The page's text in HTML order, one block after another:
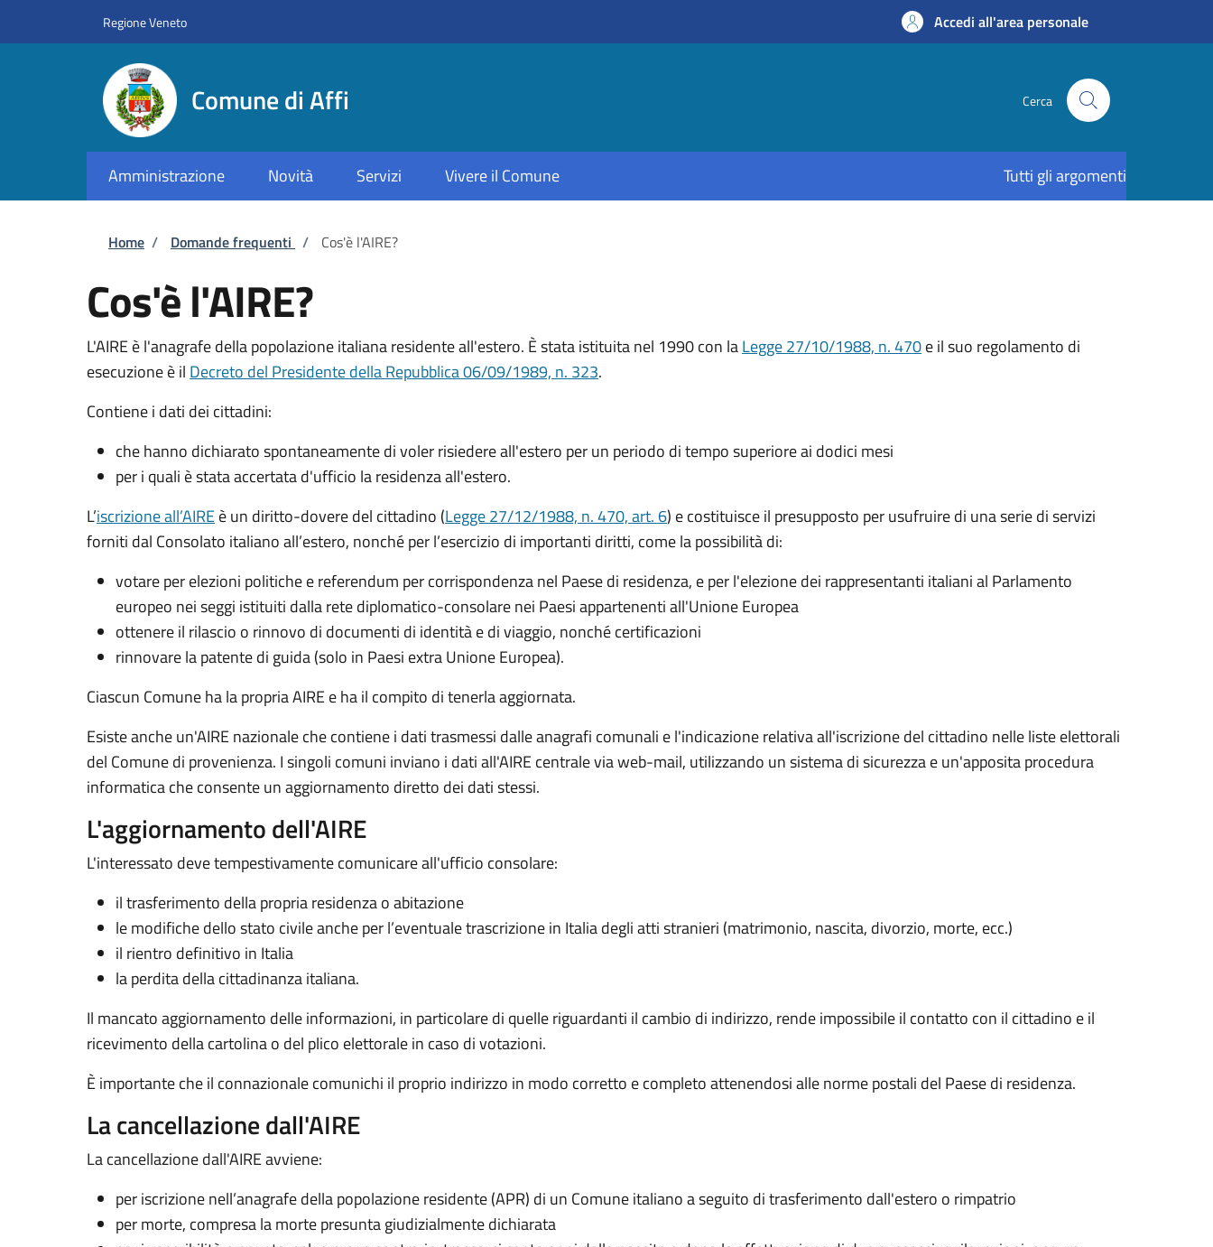
Regione Veneto Accedi all'area personale
Comune di Affi Cerca
Amministrazione Novità Servizi Vivere il Comune Tutti gli argomenti
Briciole di pane
Home / Domande frequenti / Cos'è l'AIRE?
Cos'è l'AIRE?
L'AIRE è l'anagrafe della popolazione italiana residente all'estero. È stata istituita nel 1990 con laLegge 27/10/1988, n. 470e il suo regolamento di
esecuzione è il Decreto del Presidente della Repubblica 06/09/1989, n. 323.
Contiene i dati dei cittadini:
che hanno dichiarato spontaneamente di voler risiedere all'estero per un periodo di tempo superiore ai dodici mesi
per i quali è stata accertata d'ufficio la residenza all'estero.
L’iscrizione all’AIREè un diritto-dovere del cittadino (Legge 27/12/1988, n. 470, art. 6) e costituisce il presupposto per usufruire di una serie di servizi
forniti dal Consolato italiano all’estero, nonché per l’esercizio di importanti diritti, come la possibilità di:
votare per elezioni politiche e referendum per corrispondenza nel Paese di residenza, e per l'elezione dei rappresentanti italiani al Parlamento
europeo nei seggi istituiti dalla rete diplomatico-consolare nei Paesi appartenenti all'Unione Europea
ottenere il rilascio o rinnovo di documenti di identità e di viaggio, nonché certificazioni
rinnovare la patente di guida (solo in Paesi extra Unione Europea).
Ciascun Comune ha la propria AIRE e ha il compito di tenerla aggiornata.
Esiste anche un'AIRE nazionale­ che contiene i dati trasmessi dalle anagrafi comunali e l'indicazione relativa all'iscrizione del cittadino nelle liste elettorali
del Comune di provenienza. I singoli comuni inviano i dati all'AIRE centrale via web-mail, utilizzando un sistema di sicurezza e un'apposita procedura
informatica che consente un aggiornamento diretto dei dati stessi.
L'aggiornamento dell'AIRE
L'interessato deve tempestivamente comunicare all'ufficio consolare:
il trasferimento della propria residenza o abitazione
le modifiche dello stato civile anche per l’eventuale trascrizione in Italia degli atti stranieri (matrimonio, nascita, divorzio, morte, ecc.)
il rientro definitivo in Italia
la perdita della cittadinanza italiana.
Il mancato aggiornamento delle informazioni, in particolare di quelle riguardanti il cambio di indirizzo, rende impossibile il contatto con il cittadino e il
ricevimento della cartolina o del plico elettorale in caso di votazioni.
È importante che il connazionale comunichi il proprio indirizzo in modo corretto e completo attenendosi alle norme postali del Paese di residenza.
La cancellazione dall'AIRE
La cancellazione dall'AIRE avviene:
per iscrizione nell’anagrafe della popolazione residente (APR) di un Comune italiano a seguito di trasferimento dall'estero o rimpatrio
per morte, compresa la morte presunta giudizialmente dichiarata